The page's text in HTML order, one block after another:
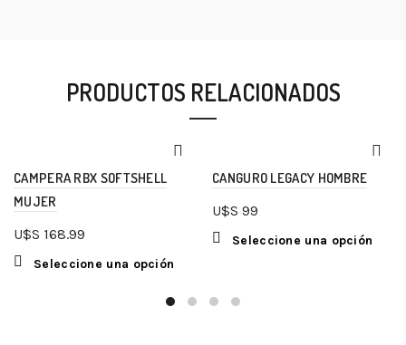
PRODUCTOS RELACIONADOS
CAMPERA RBX SOFTSHELL
MUJER
U$S 168.99
Seleccione una opción
CANGURO LEGACY HOMBRE
U$S 99
Seleccione una opción